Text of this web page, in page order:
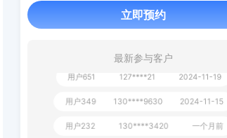
立即预约
最新参与客户
112****290